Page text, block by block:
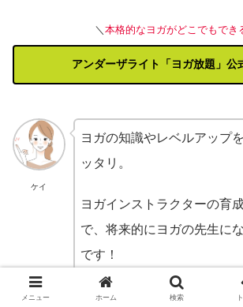
＼ 本格的なヨガがどこでもでき
アンダーザライト「ヨガ放題」公
ケイ
ヨガの知識やレベルアップ
ッタリ。
ヨガインストラクターの育
で、将来的にヨガの先生に
です！
メニュー ホーム 検索